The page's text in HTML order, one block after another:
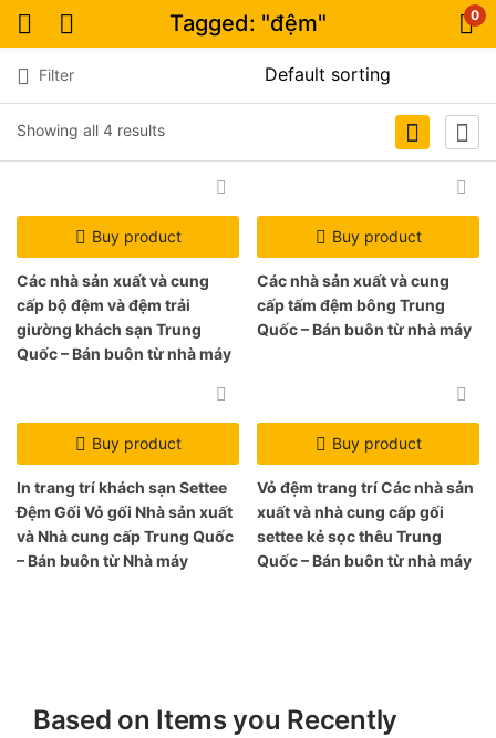
Tagged: "đệm" 0
Showing all 4 results
Filter
Buy product
Các nhà sản xuất và cung
cấp bộ đệm và đệm trải
giường khách sạn Trung
Quốc – Bán buôn từ nhà máy
Buy product
Các nhà sản xuất và cung
cấp tấm đệm bông Trung
Quốc – Bán buôn từ nhà máy
Buy product
In trang trí khách sạn Settee
Đệm Gối Vỏ gối Nhà sản xuất
và Nhà cung cấp Trung Quốc
– Bán buôn từ Nhà máy
Buy product
Vỏ đệm trang trí Các nhà sản
xuất và nhà cung cấp gối
settee kẻ sọc thêu Trung
Quốc – Bán buôn từ nhà máy
Based on Items you Recently